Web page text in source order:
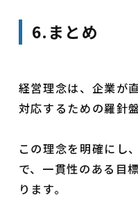
6.まとめ
経営理念は、企業が
対応するための羅針
この理念を明確にし
で、一貫性のある目
ります。